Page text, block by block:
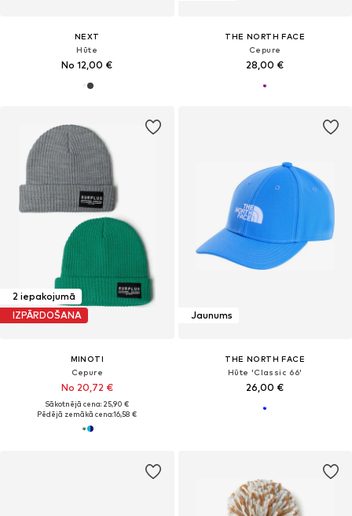
NEXT
Hūte
No 12,00 €
THE NORTH FACE
Cepure
28,00 €
2 iepakojumā
IZPĀRDOŠANA
MINOTI
Cepure
No 20,72 €
Sākotnējā cena: 25,90 €
Pēdējā zemākā cena:16,58 €
Jaunums
THE NORTH FACE
Hūte 'Classic 66'
26,00 €